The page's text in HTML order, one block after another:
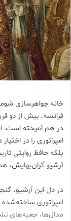
فرانسه، بیش از دو
در هم آمیخته است.
امپراتوری را در
بلکه حافظ روایتی
آرشیو گران‌بهایش،
در دل این آرشیو،
مدال‌ها، جعبه‌های